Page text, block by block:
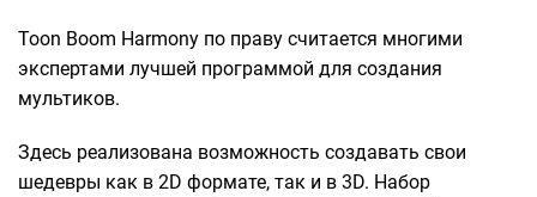
Toon Boom Harmony по праву считается многими
экспертами лучшей программой для создания
мультиков.
Здесь реализована возможность создавать свои
шедевры как в 2D формате, так и в 3D. Набор